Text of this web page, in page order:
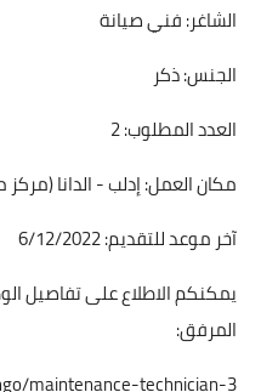
الشاغر: فني صيانة
الجنس: ذكر
العدد المطلوب: 2
مكان العمل: إدلب - الدانا (مركز
آخر موعد للتقديم: 6/12/2022
يمكنكم الاطلاع على تفاصيل
المرفق:
maintenance-technician-3/